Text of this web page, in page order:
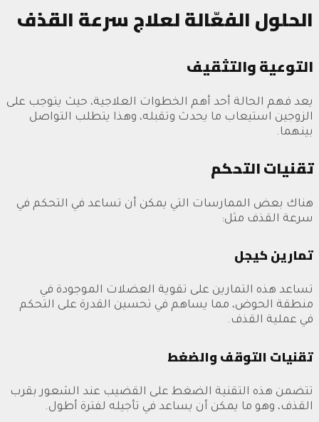
الحلول الفعّالة لعلاج سرعة القذف
التوعية والتثقيف
يعد فهم الحالة أحد أهم الخطوات العلاجية، حيث يتوجب على
الزوجين استيعاب ما يحدث وتقبله، وهذا يتطلب التواصل
بينهما.
تقنيات التحكم
هناك بعض الممارسات التي يمكن أن تساعد في التحكم في
سرعة القذف مثل:
تمارين كيجل
تساعد هذه التمارين على تقوية العضلات الموجودة في
منطقة الحوض، مما يساهم في تحسين القدرة على التحكم
في عملية القذف.
تقنيات التوقف والضغط
تتضمن هذه التقنية الضغط على القضيب عند الشعور بقرب
القذف، وهو ما يمكن أن يساعد في تأجيله لفترة أطول.